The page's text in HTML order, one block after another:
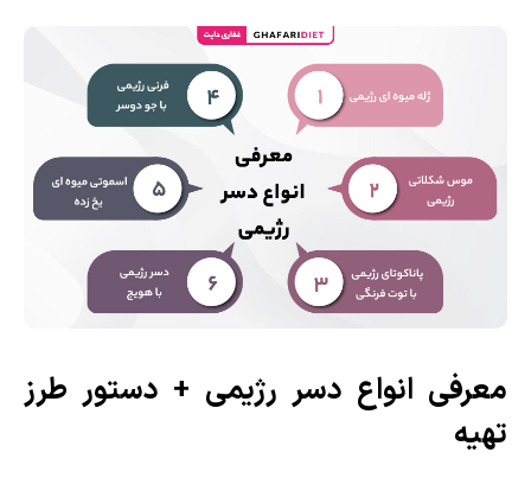
معرفی انواع دسر رژیمی + دستور طرز
تهیه